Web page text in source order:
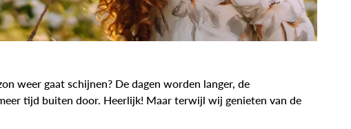
weer gaat schijnen? De dagen worden langer, de
tijd buiten door. Heerlijk! Maar terwijl wij genieten van de